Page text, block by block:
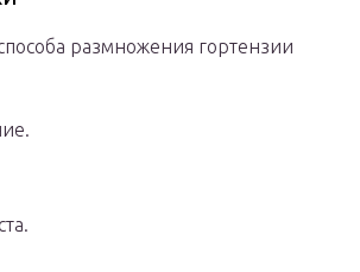
размножения гортензии